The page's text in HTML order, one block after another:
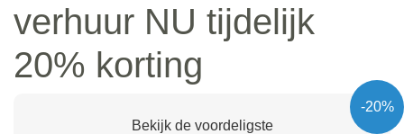
verhuur NU tijdelijk
20% korting
-20%
Bekijk de voordeligste